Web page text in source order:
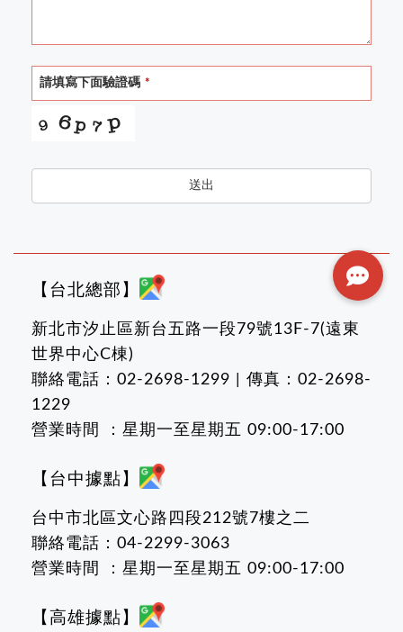
請填寫下面驗證碼 *
送出
【台北總部】
新北市汐止區新台五路一段79號13F-7(遠東
世界中心C棟)
聯絡電話：02-2698-1299 | 傳真：02-2698-
1229
營業時間 ：星期一至星期五 09:00-17:00
【台中據點】
台中市北區文心路四段212號7樓之二
聯絡電話：04-2299-3063
營業時間 ：星期一至星期五 09:00-17:00
【高雄據點】